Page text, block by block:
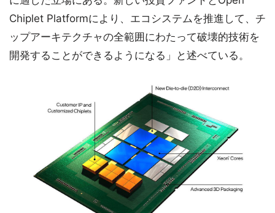
Chiplet Platformにより、エコシステムを推進して、チ
ップアーキテクチャの全範囲にわたって破壊的技術を
開発することができるようになる」と述べている。